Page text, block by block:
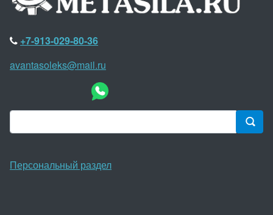
+7-913-029-80-36
avantasoleks@mail.ru
Персональный раздел